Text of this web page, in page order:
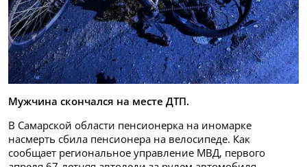
Мужчина скончался на месте ДТП.
В Самарской области пенсионерка на иномарке
насмерть сбила пенсионера на велосипеде. Как
сообщает региональное управление МВД, первого